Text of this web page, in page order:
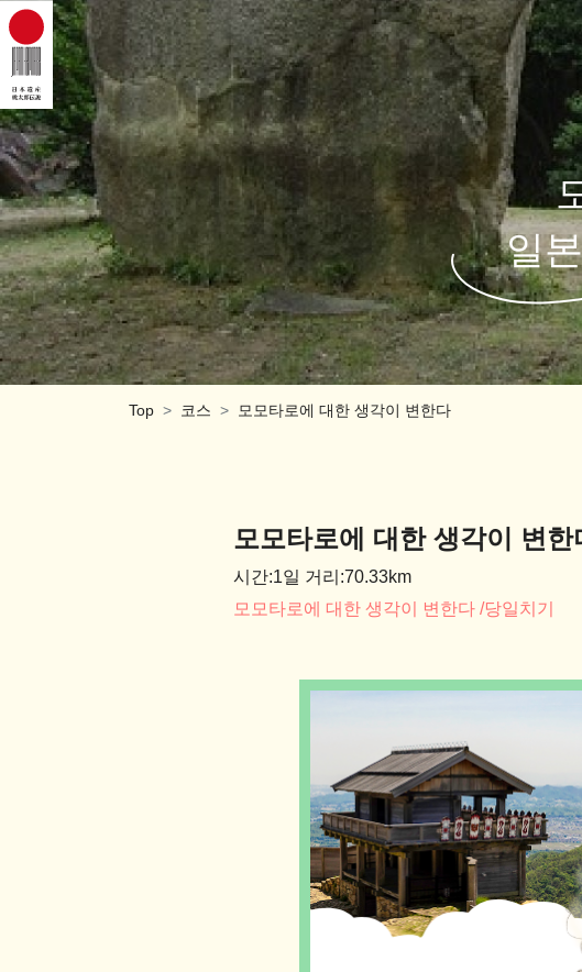
일
Top 코스 모모타로에 대한 생각이 변한다
모모타로에 대한 생각이 변한
시간:1일 거리:70.33km
모모타로에 대한 생각이 변한다 /당일치기